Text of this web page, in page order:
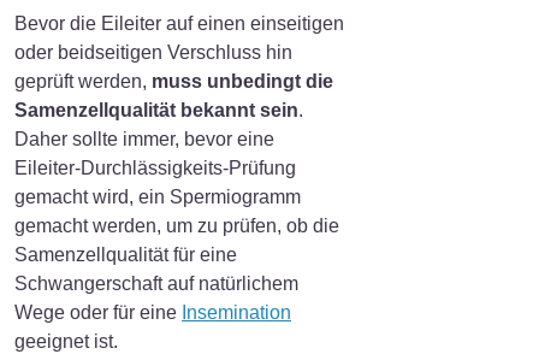
Bevor die Eileiter auf einen einseitigen
oder beidseitigen Verschluss hin
geprüft werden, muss unbedingt die
Samenzellqualität bekannt sein.
Daher sollte immer, bevor eine
Eileiter-Durchlässigkeits-Prüfung
gemacht wird, ein Spermiogramm
gemacht werden, um zu prüfen, ob die
Samenzellqualität für eine
Schwangerschaft auf natürlichem
Wege oder für eine Insemination
geeignet ist.